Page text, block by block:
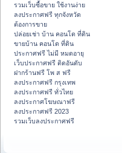
รวมเว็บซื้อขาย ใช้งานง่าย
ลงประกาศฟรี ทุกจังหวัด
ต้องการขาย
ปล่อยเช่า บ้าน คอนโด ที่ดิน
ขายบ้าน คอนโด ที่ดิน
ประกาศฟรี ไม่มี หมดอายุ
เว็บประกาศฟรี ติดอันดับ
ฝากร้านฟรี โพ ส ฟรี
ลงประกาศฟรี กรุงเทพ
ลงประกาศฟรี ทั่วไทย
ลงประกาศโฆษณาฟรี
ลงประกาศฟรี 2023
รวมเว็บลงประกาศฟรี